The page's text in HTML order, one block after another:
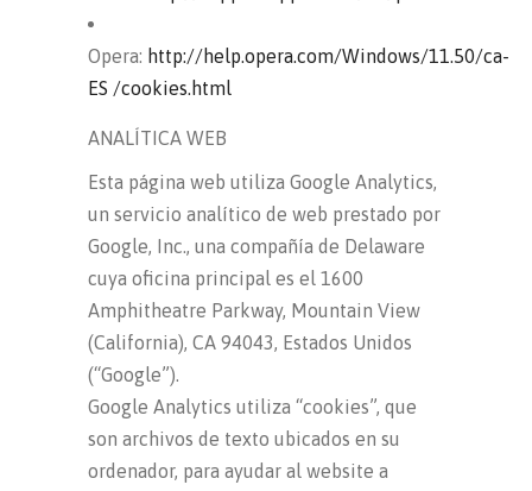
Opera: http://help.opera.com/Windows/11.50/ca-
ES /cookies.html
ANALÍTICA WEB
Esta página web utiliza Google Analytics,
un servicio analítico de web prestado por
Google, Inc., una compañía de Delaware
cuya oficina principal es el 1600
Amphitheatre Parkway, Mountain View
(California), CA 94043, Estados Unidos
(“Google”).
Google Analytics utiliza “cookies”, que
son archivos de texto ubicados en su
ordenador, para ayudar al website a